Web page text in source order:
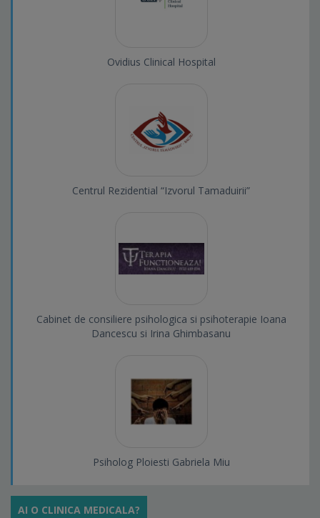
Ovidius Clinical Hospital
Centrul Rezidential “Izvorul Tamaduirii”
Cabinet de consiliere psihologica si psihoterapie Ioana
Dancescu si Irina Ghimbasanu
Psiholog Ploiesti Gabriela Miu
AI O CLINICA MEDICALA?